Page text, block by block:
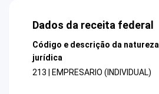
Dados da receita federal
Código e descrição da natureza
jurídica
213 | EMPRESARIO (INDIVIDUAL)